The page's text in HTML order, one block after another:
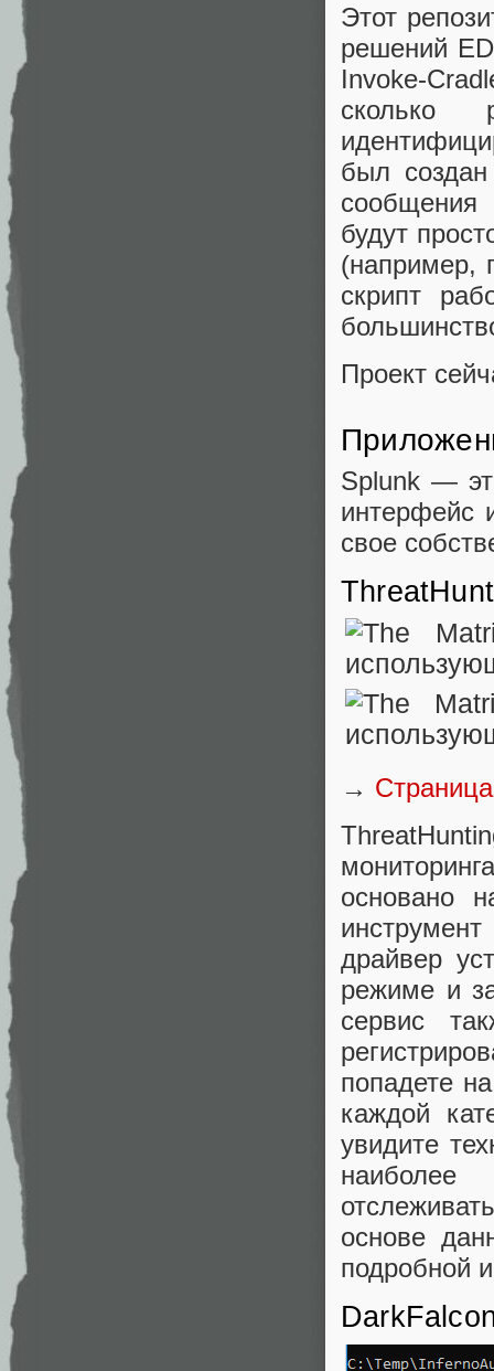
Этот
решений
Invoke-
сколько
был создан
сообщения
будут
(например,
скрипт
Проект
Splunk —
интерфейс
свое
→
основано
драйвер
режиме и
сервис
попадете
каждой
увидите
основе
подробной